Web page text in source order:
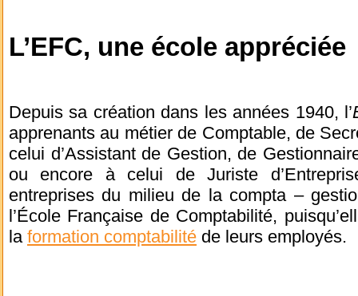
L’EFC, une école appréciée
Depuis sa création dans les années 1940, l’
apprenants au métier de Comptable, de
celui d’Assistant de Gestion, de
ou encore à celui de Juriste
entreprises du milieu de la compta –
l’École Française de Comptabilité,
la formation comptabilité de leurs employés.